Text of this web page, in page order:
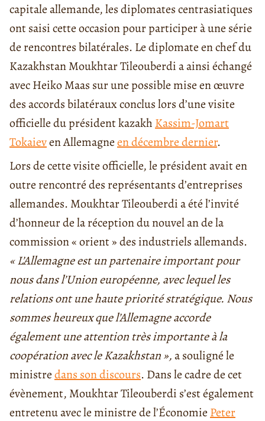
capitale allemande, les diplomates centrasiatiques
ont saisi cette occasion pour participer à une série
de rencontres bilatérales. Le diplomate en chef du
Kazakhstan Moukhtar Tileouberdi a ainsi échangé
avec Heiko Maas sur une possible mise en œuvre
des accords bilatéraux conclus lors d’une visite
officielle du président kazakh Kassim-Jomart
Tokaieven Allemagneen décembre dernier.
Lors de cette visite officielle, le président avait en
outre rencontré des représentants d’entreprises
allemandes. Moukhtar Tileouberdi a été l’invité
d’honneur de la réception du nouvel an de la
commission « orient » des industriels allemands.
« L’Allemagne est un partenaire important pour
nous dans l’Union européenne, avec lequel les
relations ont une haute priorité stratégique. Nous
sommes heureux que l’Allemagne accorde
également une attention très importante à la
coopération avec le Kazakhstan »,a souligné le
ministredans son discours. Dans le cadre de cet
évènement, Moukhtar Tileouberdi s’est également
entretenu avec le ministre de l’Économie Peter